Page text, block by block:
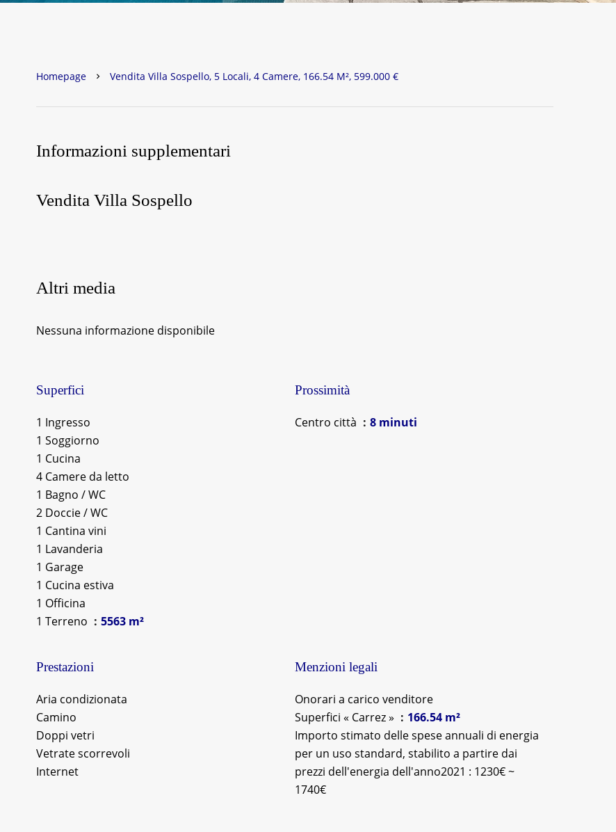
Homepage Vendita Villa Sospello, 5 Locali, 4 Camere, 166.54 M², 599.000 €
Informazioni supplementari
Vendita Villa Sospello
Altri media
Nessuna informazione disponibile
Superfici
1 Ingresso
1 Soggiorno
1 Cucina
4 Camere da letto
1 Bagno / WC
2 Doccie / WC
1 Cantina vini
1 Lavanderia
1 Garage
1 Cucina estiva
1 Officina
1 Terreno
5563 m²
Prossimità
Centro città 8 minuti
Prestazioni
Aria condizionata
Camino
Doppi vetri
Vetrate scorrevoli
Internet
Menzioni legali
Onorari a carico venditore
Superfici « Carrez »
166.54 m²
Importo stimato delle spese annuali di energia
per un uso standard, stabilito a partire dai
prezzi dell'energia dell'anno2021 : 1230€ ~
1740€